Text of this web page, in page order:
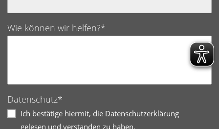
Wie können wir helfen?*
Datenschutz*
Ich bestätige hiermit, die Datenschutzerklärung
gelesen und verstanden zu haben.